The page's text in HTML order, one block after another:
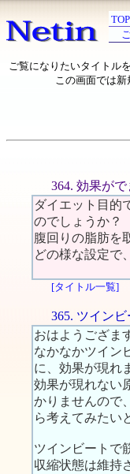
TOP
ご覧になりたいタイトル
この画面では新
364. 効果がで
ダイエット目的
のでしょうか？
腹回りの脂肪を
どの様な設定で
[タイトル一覧]
365. ツイン
おはようござま
なかなかツイン
に、効果が現れ
効果が現れない
かりませんので
ら考えてみたい
ツインビートで
収縮状態は維持